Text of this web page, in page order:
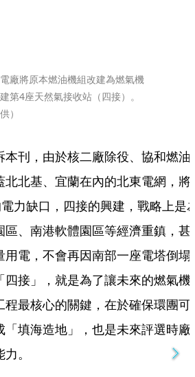
廠將原本燃油機組改建為燃氣機
第4座天然氣接收站（四接）。
）
本刊，由於核二廠除役、協和燃油
北北基、宜蘭在內的北東電網，將
力缺口，四接的興建，戰略上是
區、南港軟體園區等經濟重鎮，甚
用電，不會再因南部一座電塔倒塌
四接」，就是為了讓未來的燃氣機
程最核心的關鍵，在於確保環團可
「填海造地」，也是未來評選時廠
。